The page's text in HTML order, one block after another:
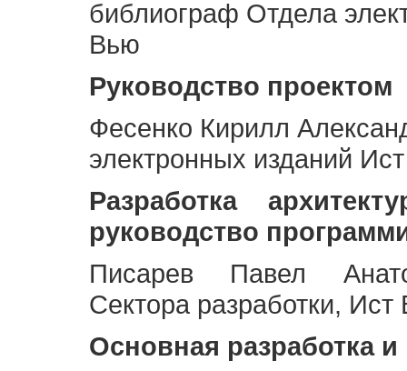
библиограф Отдела
Вью
Руководство проектом
Фесенко Кирилл
электронных изданий
Разработка
руководство
Писарев Павел
Сектора разработки,
Основная разработка